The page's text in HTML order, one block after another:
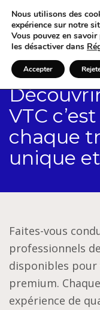
VTC
chaque
unique
Faites-vous
professionnels de
disponibles
premium.
expérience de
Nous utilisons des
expérience sur notre
Vous pouvez en
les désactiver dans
Accepter